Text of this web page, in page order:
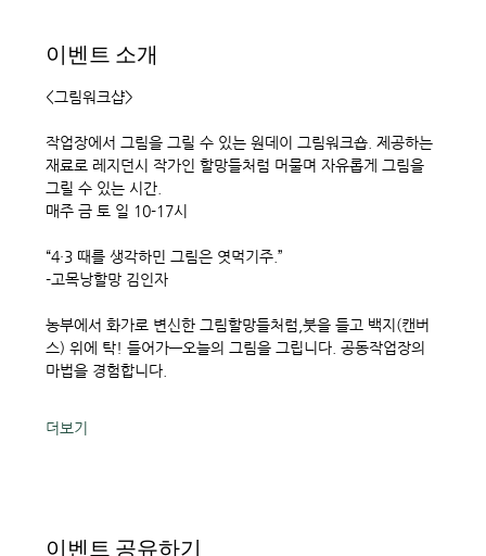
이벤트 소개
<그림워크샵>
작업장에서 그림을 그릴 수 있는 원데이 그림워크숍. 제공하는
재료로 레지던시 작가인 할망들처럼 머물며 자유롭게 그림을
그릴 수 있는 시간.
매주 금 토 일 10-17시
“4·3 때를 생각하민 그림은 엿먹기주.”
-고목낭할망 김인자
농부에서 화가로 변신한 그림할망들처럼,붓을 들고 백지(캔버
스) 위에 탁! 들어가—오늘의 그림을 그립니다. 공동작업장의
마법을 경험합니다.
더보기
이벤트 공유하기